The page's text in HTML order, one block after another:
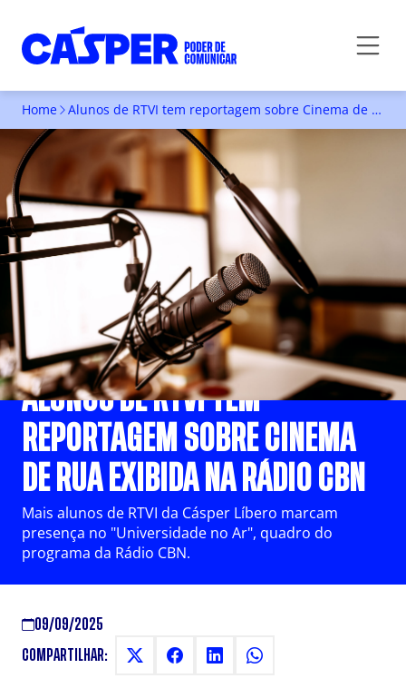
Home Alunos de RTVI tem reportagem sobre Cinema de Rua exibida na Rádio CBN
ALUNOS DE RTVI TEM
REPORTAGEM SOBRE CINEMA
DE RUA EXIBIDA NA RÁDIO CBN
Mais alunos de RTVI da Cásper Líbero marcam
presença no "Universidade no Ar", quadro do
programa da Rádio CBN.
09/09/2025
COMPARTILHAR: